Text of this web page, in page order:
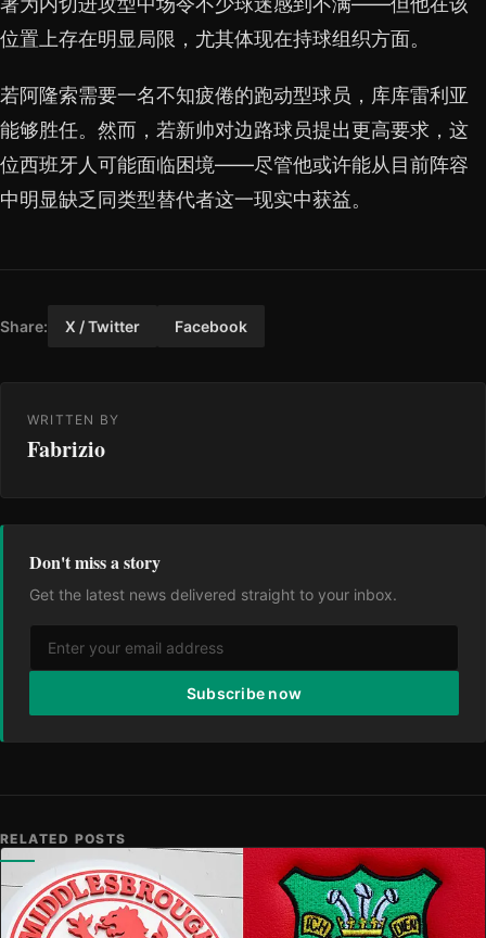
位置上存在明显局限，尤其体现在持球组织方面。
若阿隆索需要一名不知疲倦的跑动型球员，库库雷利亚
能够胜任。然而，若新帅对边路球员提出更高要求，这
位西班牙人可能面临困境——尽管他或许能从目前阵容
中明显缺乏同类型替代者这一现实中获益。
Share: X / Twitter Facebook
WRITTEN BY
Fabrizio
Don't miss a story
Get the latest news delivered straight to your inbox.
Subscribe now
RELATED POSTS